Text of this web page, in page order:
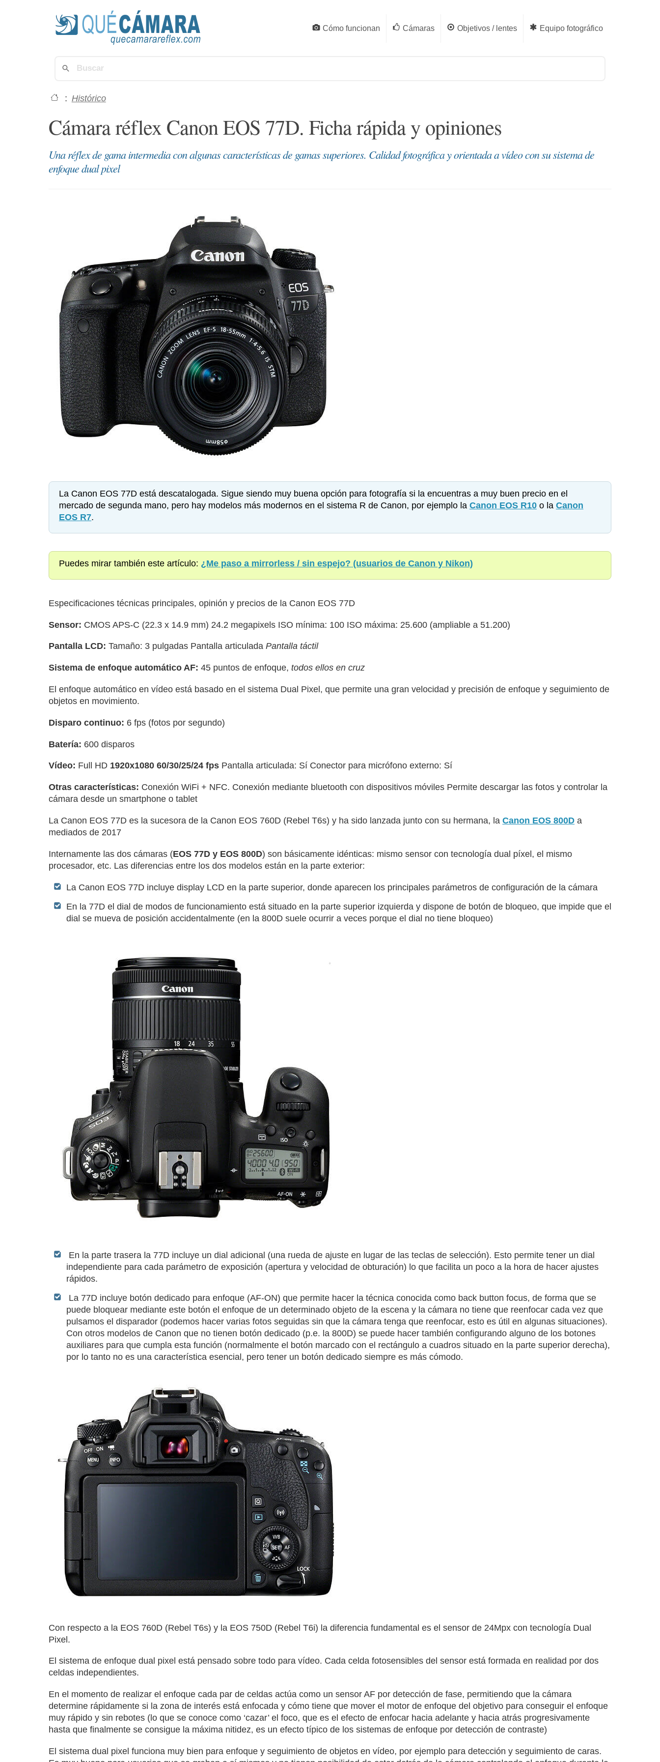
Cómo funcionan Cámaras Objetivos / lentes Equipo fotográfico
: Histórico
Cámara réflex Canon EOS 77D. Ficha rápida y opiniones
Una réflex de gama intermedia con algunas características de gamas superiores. Calidad fotográfica y orientada a vídeo con su sistema de
enfoque dual pixel
La Canon EOS 77D está descatalogada. Sigue siendo muy buena opción para fotografía si la encuentras a muy buen precio en el
mercado de segunda mano, pero hay modelos más modernos en el sistema R de Canon, por ejemplo la Canon EOS R10 o la Canon
EOS R7.
Puedes mirar también este artículo: ¿Me paso a mirrorless / sin espejo? (usuarios de Canon y Nikon)
Especificaciones técnicas principales, opinión y precios de la Canon EOS 77D
Sensor: CMOS APS-C (22.3 x 14.9 mm) 24.2 megapixels ISO mínima: 100 ISO máxima: 25.600 (ampliable a 51.200)
Pantalla LCD: Tamaño: 3 pulgadas Pantalla articulada Pantalla táctil
Sistema de enfoque automático AF: 45 puntos de enfoque, todos ellos en cruz
El enfoque automático en vídeo está basado en el sistema Dual Pixel, que permite una gran velocidad y precisión de enfoque y seguimiento de
objetos en movimiento.
Disparo continuo: 6 fps (fotos por segundo)
Batería: 600 disparos
Vídeo: Full HD 1920x1080 60/30/25/24 fps Pantalla articulada: Sí Conector para micrófono externo: Sí
Otras características: Conexión WiFi + NFC. Conexión mediante bluetooth con dispositivos móviles Permite descargar las fotos y controlar la
cámara desde un smartphone o tablet
La Canon EOS 77D es la sucesora de la Canon EOS 760D (Rebel T6s) y ha sido lanzada junto con su hermana, la Canon EOS 800D a
mediados de 2017
Internamente las dos cámaras (EOS 77D y EOS 800D) son básicamente idénticas: mismo sensor con tecnología dual píxel, el mismo
procesador, etc. Las diferencias entre los dos modelos están en la parte exterior:
La Canon EOS 77D incluye display LCD en la parte superior, donde aparecen los principales parámetros de configuración de la cámara
En la 77D el dial de modos de funcionamiento está situado en la parte superior izquierda y dispone de botón de bloqueo, que impide que el
dial se mueva de posición accidentalmente (en la 800D suele ocurrir a veces porque el dial no tiene bloqueo)
En la parte trasera la 77D incluye un dial adicional (una rueda de ajuste en lugar de las teclas de selección). Esto permite tener un dial
independiente para cada parámetro de exposición (apertura y velocidad de obturación) lo que facilita un poco a la hora de hacer ajustes
rápidos.
La 77D incluye botón dedicado para enfoque (AF-ON) que permite hacer la técnica conocida como back button focus, de forma que se
puede bloquear mediante este botón el enfoque de un determinado objeto de la escena y la cámara no tiene que reenfocar cada vez que
pulsamos el disparador (podemos hacer varias fotos seguidas sin que la cámara tenga que reenfocar, esto es útil en algunas situaciones).
Con otros modelos de Canon que no tienen botón dedicado (p.e. la 800D) se puede hacer también configurando alguno de los botones
auxiliares para que cumpla esta función (normalmente el botón marcado con el rectángulo a cuadros situado en la parte superior derecha),
por lo tanto no es una característica esencial, pero tener un botón dedicado siempre es más cómodo.
Con respecto a la EOS 760D (Rebel T6s) y la EOS 750D (Rebel T6i) la diferencia fundamental es el sensor de 24Mpx con tecnología Dual
Pixel.
El sistema de enfoque dual pixel está pensado sobre todo para vídeo. Cada celda fotosensibles del sensor está formada en realidad por dos
celdas independientes.
En el momento de realizar el enfoque cada par de celdas actúa como un sensor AF por detección de fase, permitiendo que la cámara
determine rápidamente si la zona de interés está enfocada y cómo tiene que mover el motor de enfoque del objetivo para conseguir el enfoque
muy rápido y sin rebotes (lo que se conoce como ‘cazar’ el foco, que es el efecto de enfocar hacia adelante y hacia atrás progresivamente
hasta que finalmente se consigue la máxima nitidez, es un efecto típico de los sistemas de enfoque por detección de contraste)
El sistema dual pixel funciona muy bien para enfoque y seguimiento de objetos en vídeo, por ejemplo para detección y seguimiento de caras.